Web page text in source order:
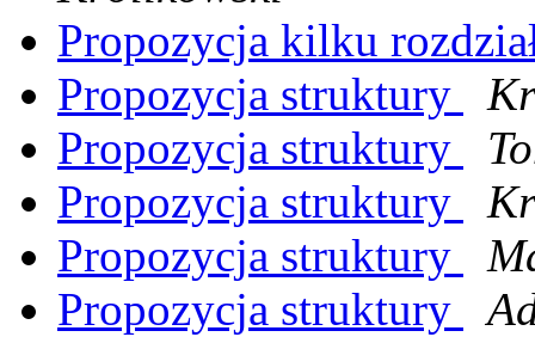
Propozycja kilku
Propozycja struktury
Propozycja struktury
Propozycja struktury
Propozycja struktury
Propozycja struktury